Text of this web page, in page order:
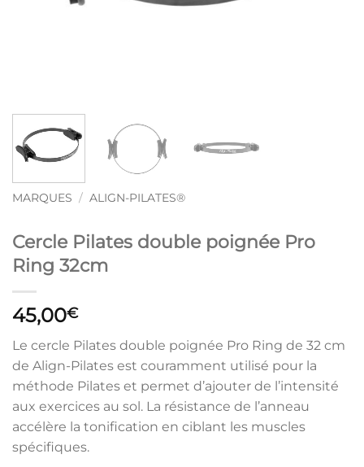
MARQUES / ALIGN-PILATES®
Cercle Pilates double poignée Pro
Ring 32cm
45,00€
Le cercle Pilates double poignée Pro Ring de 32 cm
de Align-Pilates est couramment utilisé pour la
méthode Pilates et permet d’ajouter de l’intensité
aux exercices au sol. La résistance de l’anneau
accélère la tonification en ciblant les muscles
spécifiques.